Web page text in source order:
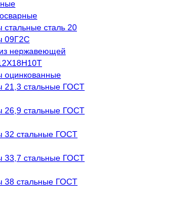
стальные сталь 20
09Г2С
нержавеющей
оцинкованные
21,3 стальные ГОСТ
26,9 стальные ГОСТ
32 стальные ГОСТ
33,7 стальные ГОСТ
38 стальные ГОСТ